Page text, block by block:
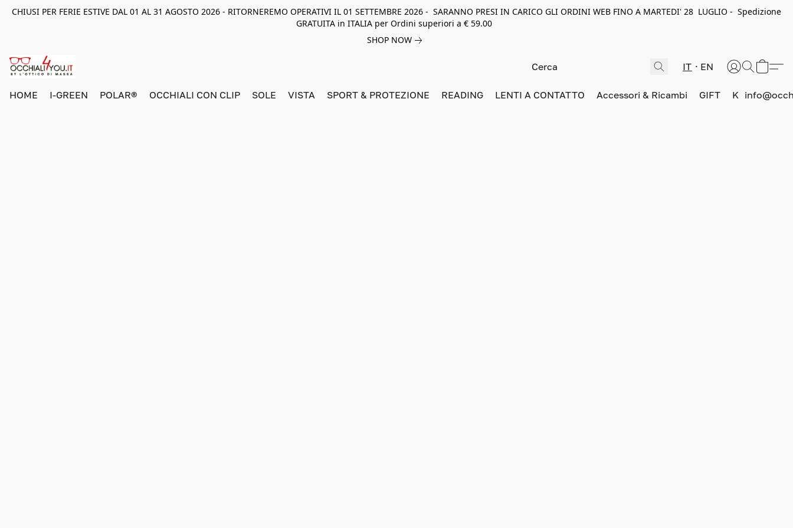
CHIUSI PER FERIE ESTIVE DAL 01 AL 31 AGOSTO 2026 - RITORNEREMO OPERATIVI IL 01 SETTEMBRE 2026 - SARANNO PRESI IN CARICO GLI ORDINI WEB FINO A MARTEDI' 28 LUGLIO - Spedizione
GRATUITA in ITALIA per Ordini superiori a € 59.00
SHOP NOW
IT EN
HOME I-GREEN POLAR® OCCHIALI CON CLIP SOLE VISTA SPORT & PROTEZIONE READING LENTI A CONTATTO Accessori & Ricambi GIFT K